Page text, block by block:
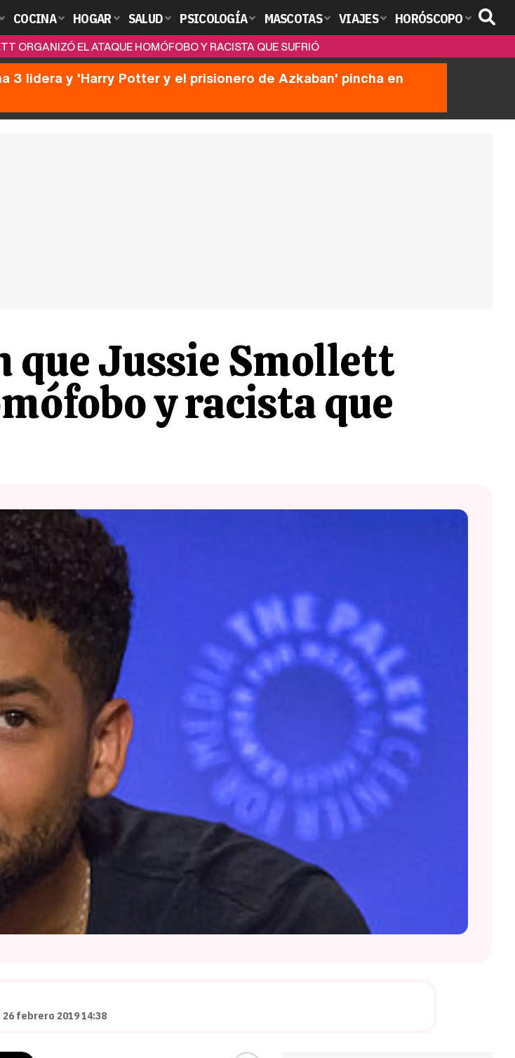
COCINA HOGAR SALUD PSICOLOGÍA MASCOTAS VIAJES HORÓSCOPO
ORGANIZÓ EL ATAQUE HOMÓFOBO Y RACISTA QUE SUFRIÓ
3 lidera y 'Harry Potter y el prisionero de Azkaban' pincha en
que Jussie Smollett
y racista que
febrero 2019 14:38